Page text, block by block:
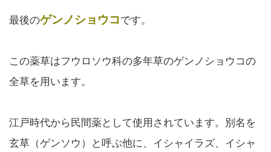
最後のゲンノショウコ です。
この薬草はフウロソウ科の多年草のゲンノショウコの
全草を用います。
江戸時代から民間薬として使用されています。別名を
玄草（ゲンソウ）と呼ぶ他に、イシャイラズ、イシャ